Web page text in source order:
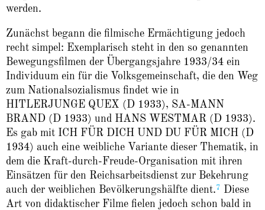
werden.
Zunächst begann die filmische Ermächtigung jedoch
recht simpel: Exemplarisch steht in den so genannten
Bewegungsfilmen der Übergangsjahre 1933/34 ein
Individuum ein für die Volksgemeinschaft, die den Weg
zum Nationalsozialismus findet wie in
HITLERJUNGE QUEX (D 1933), SA-MANN
BRAND (D 1933) und HANS WESTMAR (D 1933).
Es gab mit ICH FÜR DICH UND DU FÜR MICH (D
1934) auch eine weibliche Variante dieser Thematik, in
dem die Kraft-durch-Freude-Organisation mit ihren
Einsätzen für den Reichsarbeitsdienst zur Bekehrung
auch der weiblichen Bevölkerungshälfte dient.7
Diese
Art von didaktischer Filme fielen jedoch schon bald in